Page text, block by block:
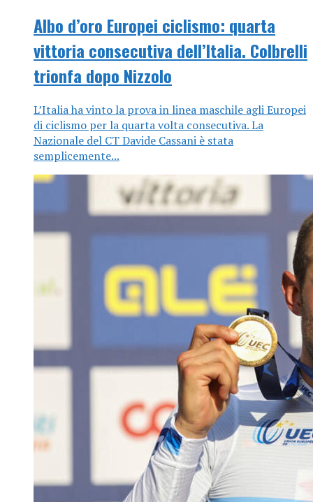
Albo d’oro Europei ciclismo: quarta
vittoria consecutiva dell’Italia. Colbrelli
trionfa dopo Nizzolo
L’Italia ha vinto la prova in linea maschile agli Europei
di ciclismo per la quarta volta consecutiva. La
Nazionale del CT Davide Cassani è stata
semplicemente...